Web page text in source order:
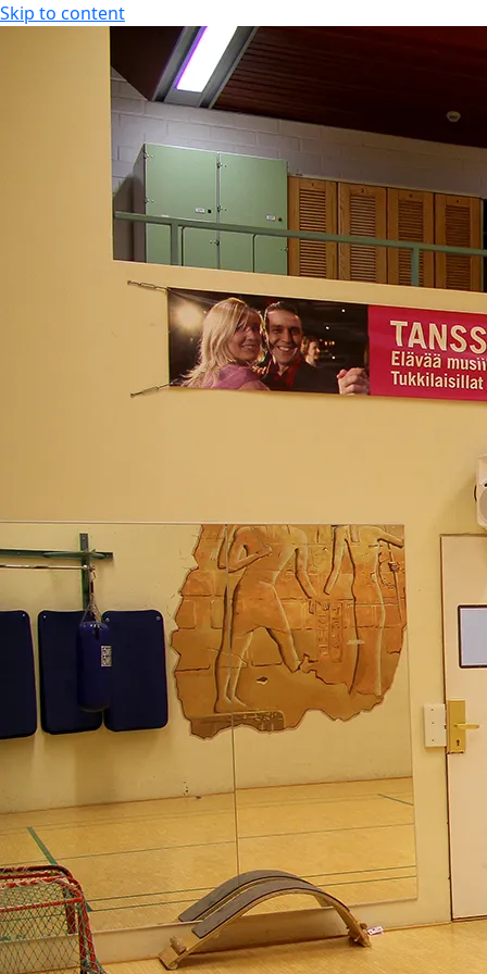
Skip to content
KOKOUS-, LOMA- JA VIIHDEKESKUS
Ajankohtaiset tarjoukset
Kesäloma
Senioritarjoukset
Paketit & lomat
Joulu
Majoitus
Hotellihuoneet
Huoneistohotelli
Studiohotelli
Aukioloajat & hinnat
Hieronnat & hoidot
Kuntosali & ryhmäliikunta
Liikuntasali
Tilaussauna & yksityiskylpylä
Spa Burger
Lasten synttärit